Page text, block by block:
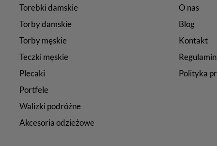
Torebki damskie
Torby damskie
Torby męskie
Teczki męskie
Plecaki
Portfele
Walizki podróżne
Akcesoria odzieżowe
O nas
Blog
Kontakt
Polityka